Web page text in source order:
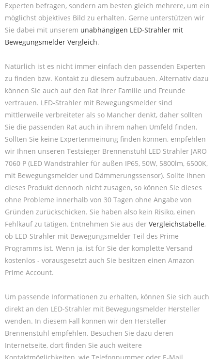
Experten befragen, sondern am besten gleich mehrere, um ein
möglichst objektives Bild zu erhalten. Gerne unterstützen wir
Sie dabei mit unserem unabhängigen LED-Strahler mit
Bewegungsmelder Vergleich.
Natürlich ist es nicht immer einfach den passenden Experten
zu finden bzw. Kontakt zu diesem aufzubauen. Alternativ dazu
können Sie auch auf den Rat Ihrer Familie und Freunde
vertrauen. LED-Strahler mit Bewegungsmelder sind
mittlerweile verbreiteter als so Mancher denkt, daher sollten
Sie die passenden Rat auch in ihrem nahen Umfeld finden.
Sollten Sie keine Expertenmeinung finden können, empfehlen
wir Ihnen unseren Testsieger Brennenstuhl LED Strahler JARO
7060 P (LED Wandstrahler für außen IP65, 50W, 5800lm, 6500K,
mit Bewegungsmelder und Dämmerungssensor). Sollte Ihnen
dieses Produkt dennoch nicht zusagen, so können Sie dieses
ohne Probleme innerhalb von 30 Tagen ohne Angabe von
Gründen zurückschicken. Sie haben also kein Risiko, einen
Fehlkauf zu tätigen. Entnehmen Sie aus der Vergleichstabelle,
ob LED-Strahler mit Bewegungsmelder Teil des Prime
Programms ist. Wenn ja, ist für Sie der komplette Versand
kostenlos - vorausgesetzt auch Sie besitzen einen Amazon
Prime Account.
Um passende Informationen zu erhalten, können Sie sich auch
direkt an den LED-Strahler mit Bewegungsmelder Hersteller
wenden. In diesem Fall können wir den Hersteller
Brennenstuhl empfehlen. Besuchen Sie dazu deren
Internetseite, dort finden Sie auch weitere
Kontaktmöglichkeiten, wie Telefonnummer oder E-Mail.